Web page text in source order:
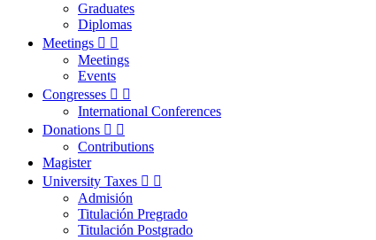
Graduates
Diplomas
Meetings  
Meetings
Events
Congresses  
International Conferences
Donations  
Contributions
Magister
University Taxes  
Admisión
Titulación Pregrado
Titulación Postgrado